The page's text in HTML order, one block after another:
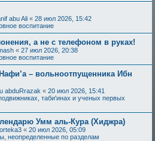
abu Ali « 28 июл 2026, 15:42
воспитание
а не с телефоном в руках!
« 27 июл 2026, 20:38
воспитание
– вольноотпущенника Ибн
abduRrazak « 20 июл 2026, 15:41
таби'инах и ученых первых
Умм аль-Кура (Хиджра)
« 20 июл 2026, 05:09
неопределенные по разделам